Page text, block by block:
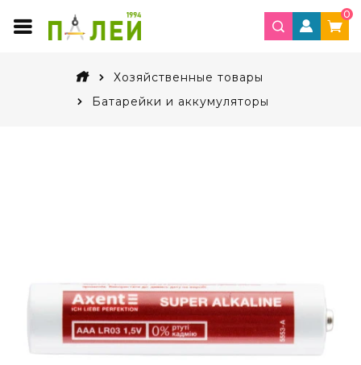
0
Хозяйственные товары
Батарейки и аккумуляторы